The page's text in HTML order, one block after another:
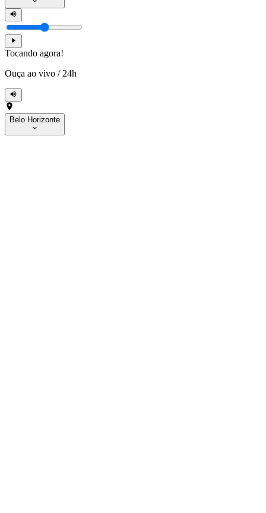
Tocando agora!
Ouça ao vivo / 24h
Belo Horizonte